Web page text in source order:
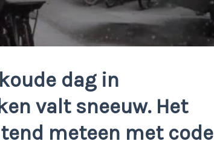
dag in
valt sneeuw. Het
meteen met code